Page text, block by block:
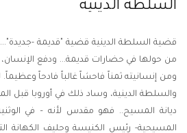
السلطة الدينية
قضية السلطة الدينية قضية "قديمة -جديدة"...
من حولها في حضارات قديمة... ودفع الإنسان،
ومن إنسانيته ثمناً فاحشاً غالباً فادحاً
والسلطة الدينية، وساد ذلك في أوروبا قبل
ديانة المسيح.. فهو مقدس لأنه – في
المسيحية- رئيس الكنيسة وحليف الكهانة